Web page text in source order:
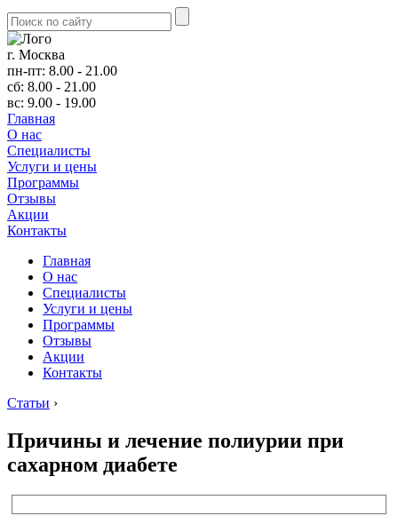
г. Москва
пн-пт: 8.00 - 21.00
сб: 8.00 - 21.00
вс: 9.00 - 19.00
Главная
О нас
Cпециалисты
Услуги и цены
Программы
Отзывы
Акции
Контакты
Главная
О нас
Cпециалисты
Услуги и цены
Программы
Отзывы
Акции
Контакты
Статьи ›
Причины и лечение полиурии при
сахарном диабете